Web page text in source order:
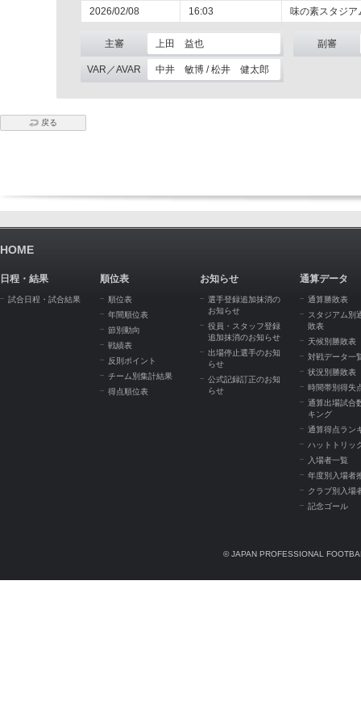
2026/02/08
16:03 味の素スタジア
主審 上田 益也 副審
VAR／AVAR 中井 敏博 / 松井 健太郎
戻る
HOME
日程・結果
試合日程・試合結果
順位表
順位表
年間順位表
節別動向
戦績表
反則ポイント
チーム別集計結果
得点順位表
お知らせ
選手登録追加抹消の
お知らせ
役員・スタッフ登録
追加抹消のお知らせ
出場停止選手のお知
らせ
公式記録訂正のお知
らせ
通算データ
通算勝敗表
スタジアム別
敗表
天候別勝敗表
対戦データ一
状況別勝敗表
時間帯別得失
通算出場試合
キング
通算得点ラン
ハットトリッ
入場者一覧
年度別入場者
クラブ別入場
記念ゴール
© JAPAN PROFESSIONAL